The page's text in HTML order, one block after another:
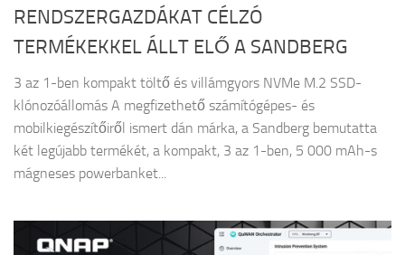
RENDSZERGAZDÁKAT CÉLZÓ
TERMÉKEKKEL ÁLLT ELŐ A SANDBERG
3 az 1-ben kompakt töltő és villámgyors NVMe M.2 SSD-
klónozóállomás A megfizethető számítógépes- és
mobilkiegészítőiről ismert dán márka, a Sandberg bemutatta
két legújabb termékét, a kompakt, 3 az 1-ben, 5 000 mAh-s
mágneses powerbanket...